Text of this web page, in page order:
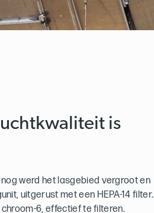
is
werd het lasgebied vergroot en
uitgerust met een HEPA-14 filter.
6, effectief te filteren.